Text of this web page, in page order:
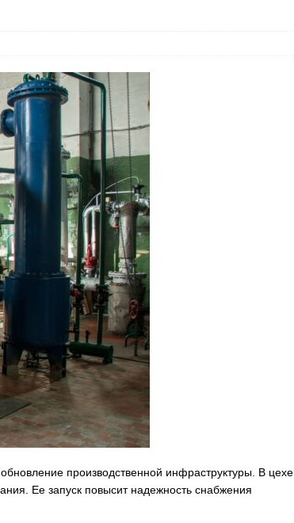
производственной инфраструктуры. В цехе
Ее запуск повысит надежность снабжения